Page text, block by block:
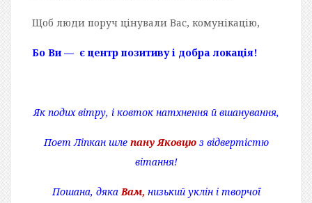
Щоб люди поруч цінували Вас, комунікацію,
Бо Ви — є центр позитиву і добра локація!
Як подих вітру, і ковток натхнення й вшанування,
Поет Ліпкан шле пану Яковцю з відвертістю
вітання!
Пошана, дяка Вам, низький уклін і творчої